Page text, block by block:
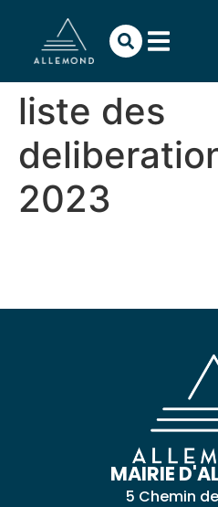
liste des
2023
MAIRIE
5 Chemin